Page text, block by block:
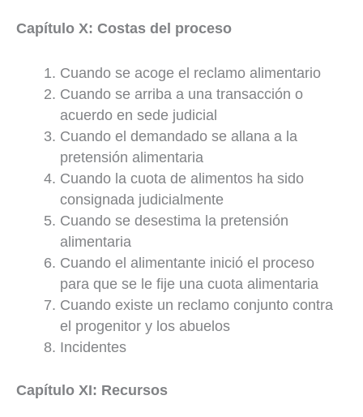
Capítulo X: Costas del proceso
Cuando se acoge el reclamo alimentario
Cuando se arriba a una transacción o
acuerdo en sede judicial
Cuando el demandado se allana a la
pretensión alimentaria
Cuando la cuota de alimentos ha sido
consignada judicialmente
Cuando se desestima la pretensión
alimentaria
Cuando el alimentante inició el proceso
para que se le fije una cuota alimentaria
Cuando existe un reclamo conjunto contra
el progenitor y los abuelos
Incidentes
Capítulo XI: Recursos